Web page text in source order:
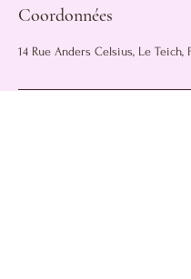
Coordonnées
14 Rue Anders Celsius, Le Teich,